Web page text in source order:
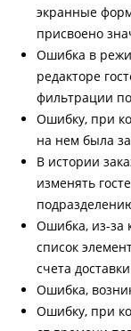
экранные
присвоено
Ошибка в
редакторе
фильтрации
Ошибку, при
на нем была
В истории
изменять
Ошибка, из-за
список
счета
Ошибка,
Ошибку, при